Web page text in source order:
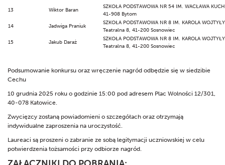
13
Wiktor Baran
SZKOŁA PODSTAWOWA NR 54 IM. WACŁAWA
41-908 Bytom
14
Jadwiga Praniuk
SZKOŁA PODSTAWOWA NR 8 IM. KAROLA
Teatralna 8, 41-200 Sosnowiec
15
Jakub Daraż
SZKOŁA PODSTAWOWA NR 8 IM. KAROLA
Teatralna 8, 41-200 Sosnowiec
Podsumowanie konkursu oraz wręczenie nagród odbędzie się w siedzibie
Cechu
10 grudnia 2025 roku o godzinie 15:00 pod adresem Plac Wolności 12/301,
40-078 Katowice.
Zwycięzcy zostaną powiadomieni o szczegółach oraz otrzymają
indywidualne zaproszenia na uroczystość.
Laureaci są proszeni o zabranie ze sobą legitymacji uczniowskiej w celu
potwierdzenia tożsamości przy odbiorze nagród.